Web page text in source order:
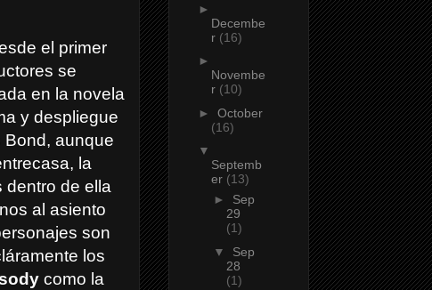
el primer
se
en la novela
y despliegue
Bond, aunque
la
dentro de ella
al asiento
son
los
como la
►
Decembe
r (16)
►
Novembe
r (10)
► October
(16)
▼
Septemb
er (13)
► Sep
29
(1)
▼ Sep
28
(1)